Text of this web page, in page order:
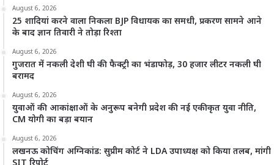
August 6, 2026
25 शादियां करने वाला निकला BJP विधायक का समधी, प्रकरण सामने आने
के बाद ज्ञान तिवारी ने तोड़ा रिश्ता
August 6, 2026
गुजरात में नकली देशी घी की फैक्ट्री का भंडाफोड़, 30 हजार लीटर नकली घी
बरामद
August 6, 2026
युवाओं की आकांक्षाओं के अनुरूप बनेगी प्रदेश की नई एकीकृत युवा नीति,
CM योगी का बड़ा बयान
August 6, 2026
लखनऊ कोचिंग अग्निकांड: सुप्रीम कोर्ट ने LDA उपाध्यक्ष को किया तलब, मांगी